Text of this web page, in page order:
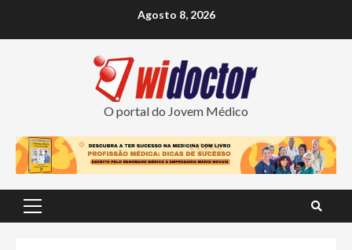
Agosto 8, 2026
O portal do Jovem Médico
Primary